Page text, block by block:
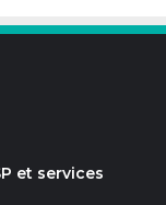
et services